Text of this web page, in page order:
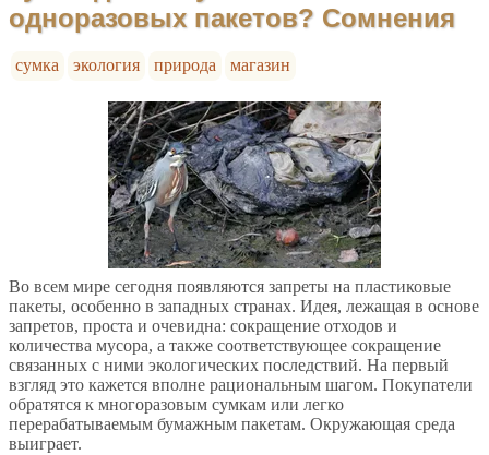
одноразовых пакетов? Сомнения
сумка экология природа магазин
Во всем мире сегодня появляются запреты на пластиковые
пакеты, особенно в западных странах. Идея, лежащая в основе
запретов, проста и очевидна: сокращение отходов и
количества мусора, а также соответствующее сокращение
связанных с ними экологических последствий. На первый
взгляд это кажется вполне рациональным шагом. Покупатели
обратятся к многоразовым сумкам или легко
перерабатываемым бумажным пакетам. Окружающая среда
выиграет.